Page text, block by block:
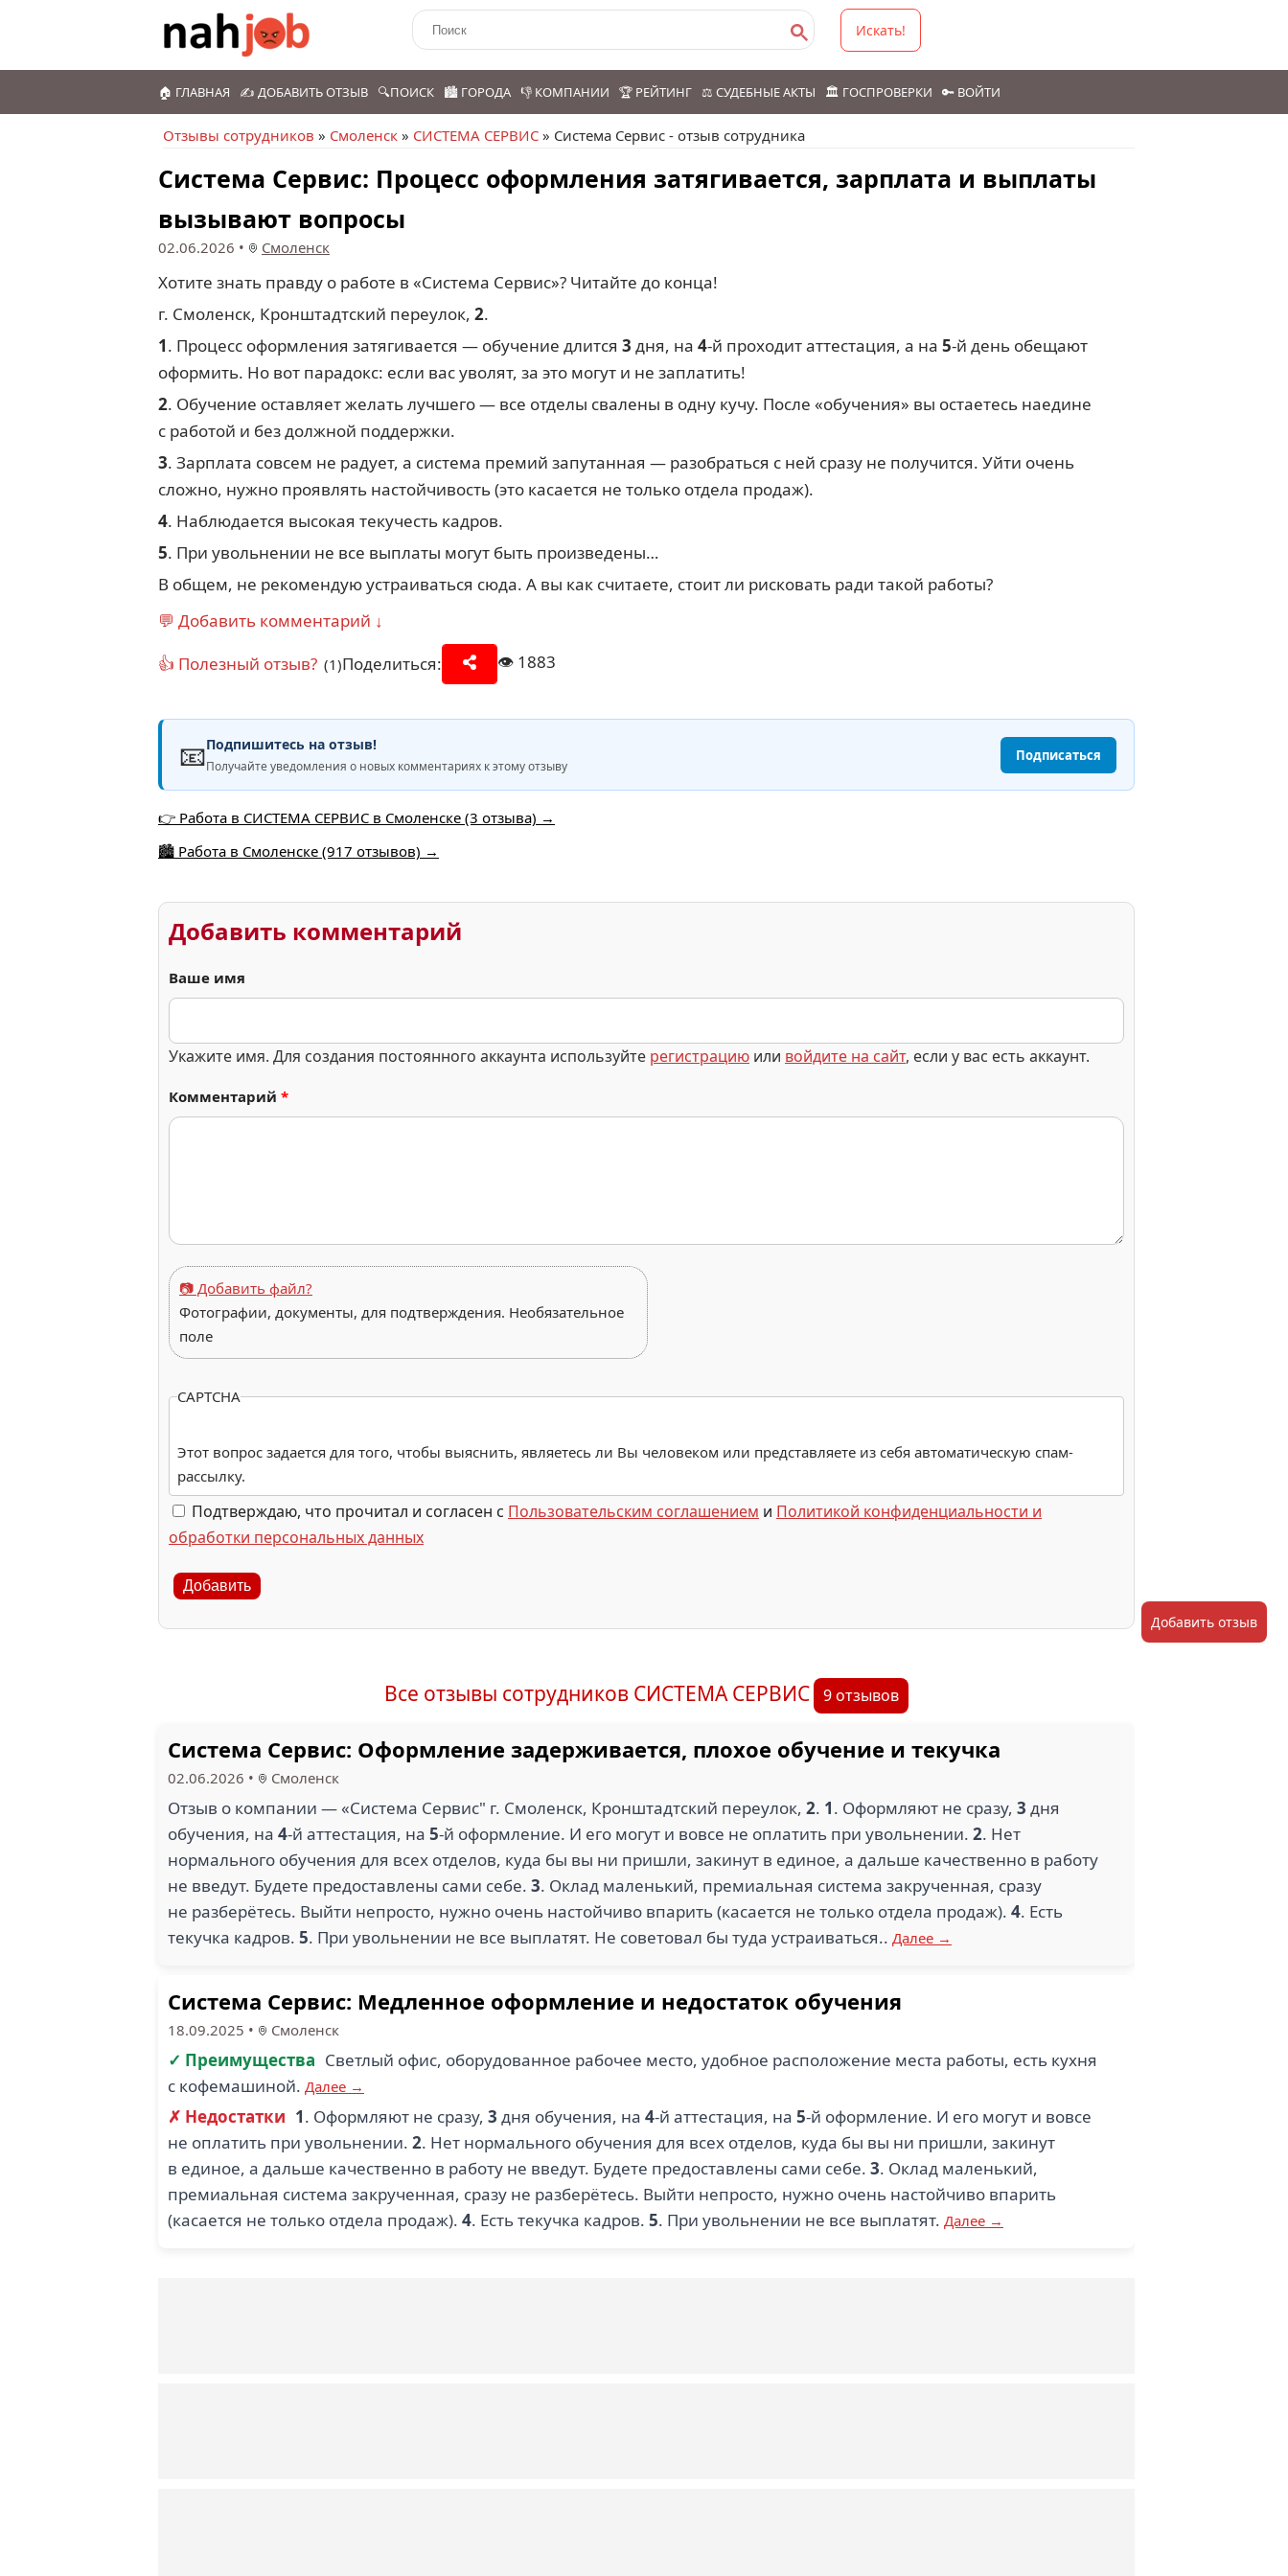
Искать!
🏠 ГЛАВНАЯ ✍️ ДОБАВИТЬ ОТЗЫВ 🔍ПОИСК 🏙️ ГОРОДА 👎 КОМПАНИИ 🏆 РЕЙТИНГ ⚖️ СУДЕБНЫЕ АКТЫ 🏛️ ГОСПРОВЕРКИ 🔑 ВОЙТИ
Отзывы сотрудников » Смоленск » СИСТЕМА СЕРВИС » Система Сервис - отзыв сотрудника
Система Сервис: Процесс оформления затягивается, зарплата и выплаты
вызывают вопросы
02.06.2026 • Смоленск
Хотите знать правду о работе в «Система Сервис»? Читайте до конца!
г. Смоленск, Кронштадтский переулок, 2.
1. Процесс оформления затягивается — обучение длится 3 дня, на 4-й проходит аттестация, а на 5-й день обещают
оформить. Но вот парадокс: если вас уволят, за это могут и не заплатить!
2. Обучение оставляет желать лучшего — все отделы свалены в одну кучу. После «обучения» вы остаетесь наедине
с работой и без должной поддержки.
3. Зарплата совсем не радует, а система премий запутанная — разобраться с ней сразу не получится. Уйти очень
сложно, нужно проявлять настойчивость (это касается не только отдела продаж).
4. Наблюдается высокая текучесть кадров.
5. При увольнении не все выплаты могут быть произведены… ‍
В общем, не рекомендую устраиваться сюда. А вы как считаете, стоит ли рисковать ради такой работы?
💬 Добавить комментарий ↓
👍 Полезный отзыв? (1)Поделиться: 👁️ 1883
📧Подпишитесь на отзыв!
Получайте уведомления о новых комментариях к этому отзыву
Подписаться
👉 Работа в СИСТЕМА СЕРВИС в Смоленске (3 отзыва) →
🏙️ Работа в Смоленске (917 отзывов) →
Добавить комментарий
Ваше имя
Укажите имя. Для создания постоянного аккаунта используйте регистрацию или войдите на сайт, если у вас есть аккаунт.
Комментарий *
📷 Добавить файл?
Фотографии, документы, для подтверждения. Необязательное
поле
CAPTCHA
Этот вопрос задается для того, чтобы выяснить, являетесь ли Вы человеком или представляете из себя автоматическую спам-
рассылку.
Подтверждаю, что прочитал и согласен с Пользовательским соглашением и Политикой конфиденциальности и
обработки персональных данных
Добавить
Все отзывы сотрудников СИСТЕМА СЕРВИС 9 отзывов
Система Сервис: Оформление задерживается, плохое обучение и текучка
02.06.2026 • Смоленск
Отзыв о компании — «Система Сервис" г. Смоленск, Кронштадтский переулок, 2. 1. Оформляют не сразу, 3 дня
обучения, на 4-й аттестация, на 5-й оформление. И его могут и вовсе не оплатить при увольнении. 2. Нет
нормального обучения для всех отделов, куда бы вы ни пришли, закинут в единое, а дальше качественно в работу
не введут. Будете предоставлены сами себе. 3. Оклад маленький, премиальная система закрученная, сразу
не разберётесь. Выйти непросто, нужно очень настойчиво впарить (касается не только отдела продаж). 4. Есть
текучка кадров. 5. При увольнении не все выплатят. Не советовал бы туда устраиваться.. Далее →
Система Сервис: Медленное оформление и недостаток обучения
18.09.2025 • Смоленск
✓ Преимущества Светлый офис, оборудованное рабочее место, удобное расположение места работы, есть кухня
с кофемашиной. Далее →
✗ Недостатки 1. Оформляют не сразу, 3 дня обучения, на 4-й аттестация, на 5-й оформление. И его могут и вовсе
не оплатить при увольнении. 2. Нет нормального обучения для всех отделов, куда бы вы ни пришли, закинут
в единое, а дальше качественно в работу не введут. Будете предоставлены сами себе. 3. Оклад маленький,
премиальная система закрученная, сразу не разберётесь. Выйти непросто, нужно очень настойчиво впарить
(касается не только отдела продаж). 4. Есть текучка кадров. 5. При увольнении не все выплатят. Далее →
Добавить отзыв